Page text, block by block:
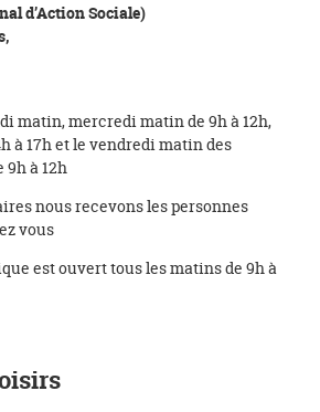
d’Action Sociale)
matin, mercredi matin de 9h à 12h,
à 17h et le vendredi matin des
à 12h
nous recevons les personnes
vous
est ouvert tous les matins de 9h à